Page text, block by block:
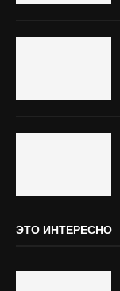
ЭТО ИНТЕРЕСНО